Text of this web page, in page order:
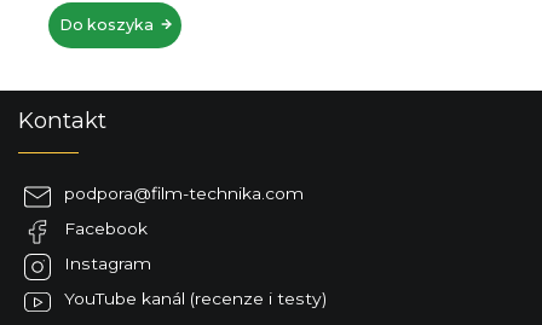
Do koszyka
Kontakt
podpora@film-technika.com
Facebook
Instagram
YouTube kanál (recenze i testy)